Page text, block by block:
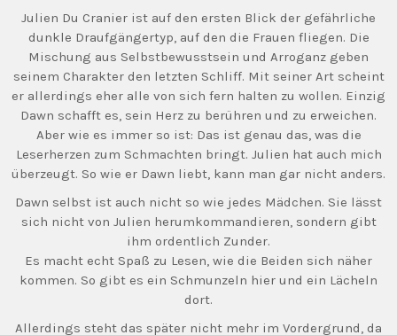
Julien Du Cranier ist auf den ersten Blick der gefährliche
dunkle Draufgängertyp, auf den die Frauen fliegen. Die
Mischung aus Selbstbewusstsein und Arroganz geben
seinem Charakter den letzten Schliff. Mit seiner Art scheint
er allerdings eher alle von sich fern halten zu wollen. Einzig
Dawn schafft es, sein Herz zu berühren und zu erweichen.
Aber wie es immer so ist: Das ist genau das, was die
Leserherzen zum Schmachten bringt. Julien hat auch mich
überzeugt. So wie er Dawn liebt, kann man gar nicht anders.
Dawn selbst ist auch nicht so wie jedes Mädchen. Sie lässt
sich nicht von Julien herumkommandieren, sondern gibt
ihm ordentlich Zunder.
Es macht echt Spaß zu Lesen, wie die Beiden sich näher
kommen. So gibt es ein Schmunzeln hier und ein Lächeln
dort.
Allerdings steht das später nicht mehr im Vordergrund, da